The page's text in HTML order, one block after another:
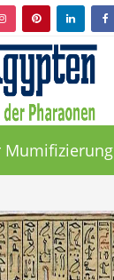
Mumifizierung